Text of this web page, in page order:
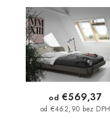
od €462,90 bez DPH
od €569,37